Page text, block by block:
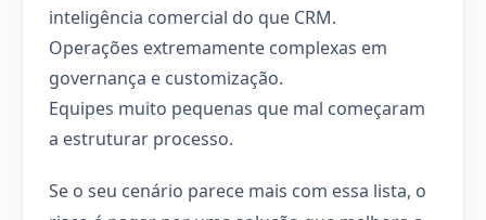
inteligência comercial do que CRM.
Operações extremamente complexas em
governança e customização.
Equipes muito pequenas que mal começaram
a estruturar processo.
Se o seu cenário parece mais com essa lista, o